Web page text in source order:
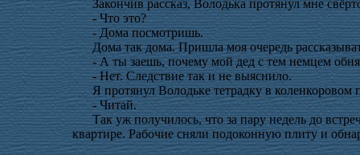
Закончив рассказ, Володька протянул мне
- Что это?
- Дома посмотришь.
Дома так дома. Пришла моя очередь
- А ты заешь, почему мой дед с тем немцем
- Нет. Следствие так и не выяснило.
Я протянул Володьке тетрадку в коленкоровом
- Читай.
Так уж получилось, что за пару недель до
квартире. Рабочие сняли подоконную плиту и